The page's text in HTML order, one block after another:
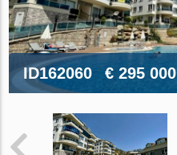
ID162060 € 295 000